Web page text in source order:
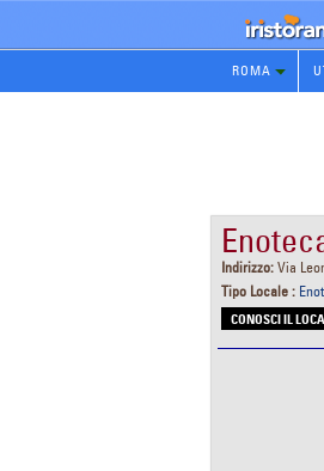
Ristorante
ROMA
Indirizzo: Via
Tipo Locale :
CONOSCI IL